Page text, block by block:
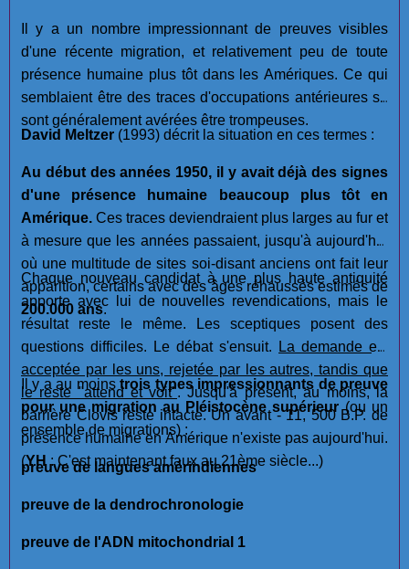
Il y a un nombre impressionnant de preuves visibles
d'une récente migration, et relativement peu de toute
présence humaine plus tôt dans les Amériques. Ce qui
semblaient être des traces d'occupations antérieures se
sont généralement avérées être trompeuses.
David Meltzer (1993) décrit la situation en ces termes :
Au début des années 1950, il y avait déjà des signes
d'une présence humaine beaucoup plus tôt en
Amérique. Ces traces deviendraient plus larges au fur et
à mesure que les années passaient, jusqu'à aujourd'hui
où une multitude de sites soi-disant anciens ont fait leur
apparition, certains avec des âges réhaussés estimés de
200.000 ans.
Chaque nouveau candidat à une plus haute antiquité
apporte avec lui de nouvelles revendications, mais le
résultat reste le même. Les sceptiques posent des
questions difficiles. Le débat s'ensuit.
La demande est
acceptée par les uns, rejetée par les autres, tandis que
le reste "attend et voit". Jusqu'à présent, au moins, la
barrière Clovis reste intacte. Un avant - 11, 500 B.P. de
présence humaine en Amérique n'existe pas aujourd'hui.
(YH: C'est maintenant faux au 21ème siècle...)
Il y a au moins trois types impressionnants de preuve
pour une migration au Pléistocène supérieur(ou un
ensemble de migrations) :
preuve de langues amérindiennes
preuve de la dendrochronologie
preuve de l'ADN mitochondrial 1